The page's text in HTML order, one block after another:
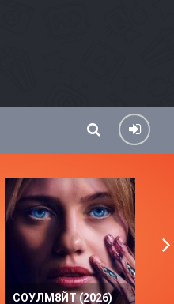
СОУЛМ8ЙТ (2026)